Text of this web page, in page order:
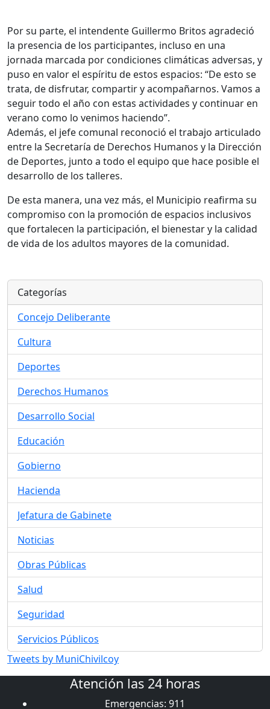
Por su parte, el intendente Guillermo Britos agradeció
la presencia de los participantes, incluso en una
jornada marcada por condiciones climáticas adversas, y
puso en valor el espíritu de estos espacios: “De esto se
trata, de disfrutar, compartir y acompañarnos. Vamos a
seguir todo el año con estas actividades y continuar en
verano como lo venimos haciendo”.
Además, el jefe comunal reconoció el trabajo articulado
entre la Secretaría de Derechos Humanos y la Dirección
de Deportes, junto a todo el equipo que hace posible el
desarrollo de los talleres.
De esta manera, una vez más, el Municipio reafirma su
compromiso con la promoción de espacios inclusivos
que fortalecen la participación, el bienestar y la calidad
de vida de los adultos mayores de la comunidad.
Categorías
Concejo Deliberante
Cultura
Deportes
Derechos Humanos
Desarrollo Social
Educación
Gobierno
Hacienda
Jefatura de Gabinete
Noticias
Obras Públicas
Salud
Seguridad
Servicios Públicos
Tweets by MuniChivilcoy
Atención las 24 horas
Emergencias: 911